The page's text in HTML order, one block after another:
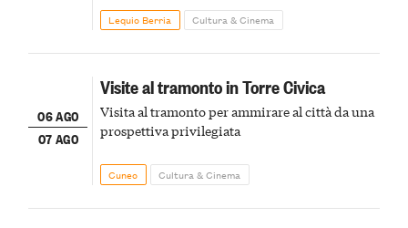
Lequio Berria Cultura & Cinema
06 AGO
07 AGO
Visite al tramonto in Torre Civica
Visita al tramonto per ammirare al città da una
prospettiva privilegiata
Cuneo Cultura & Cinema